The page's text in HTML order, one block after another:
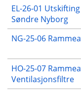
EL-26-01
Søndre Nyborg
NG-25-06
HO-25-07
Ventilasjonsfiltre